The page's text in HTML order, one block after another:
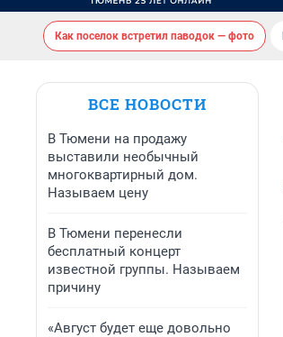
Как поселок встретил паводок — фото
ВСЕ НОВОСТИ
В Тюмени на продажу
выставили необычный
многоквартирный дом.
Называем цену
В Тюмени перенесли
бесплатный концерт
известной группы. Называем
причину
«Август будет еще довольно